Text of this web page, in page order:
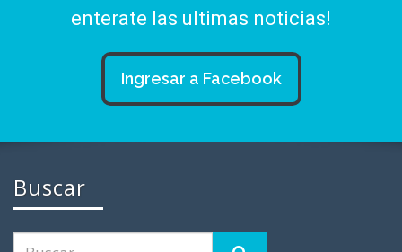
enterate las ultimas noticias!
Ingresar a Facebook
Buscar